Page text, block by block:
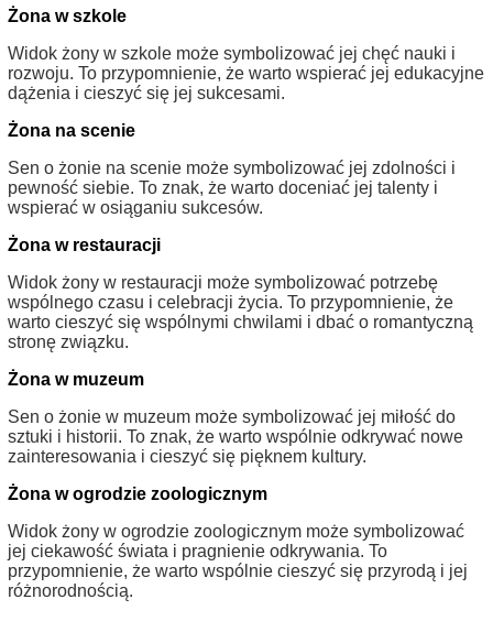
Żona w szkole
Widok żony w szkole może symbolizować jej chęć nauki i
rozwoju. To przypomnienie, że warto wspierać jej edukacyjne
dążenia i cieszyć się jej sukcesami.
Żona na scenie
Sen o żonie na scenie może symbolizować jej zdolności i
pewność siebie. To znak, że warto doceniać jej talenty i
wspierać w osiąganiu sukcesów.
Żona w restauracji
Widok żony w restauracji może symbolizować potrzebę
wspólnego czasu i celebracji życia. To przypomnienie, że
warto cieszyć się wspólnymi chwilami i dbać o romantyczną
stronę związku.
Żona w muzeum
Sen o żonie w muzeum może symbolizować jej miłość do
sztuki i historii. To znak, że warto wspólnie odkrywać nowe
zainteresowania i cieszyć się pięknem kultury.
Żona w ogrodzie zoologicznym
Widok żony w ogrodzie zoologicznym może symbolizować
jej ciekawość świata i pragnienie odkrywania. To
przypomnienie, że warto wspólnie cieszyć się przyrodą i jej
różnorodnością.